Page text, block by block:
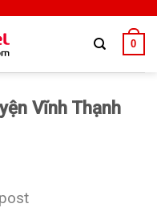
0
Vĩnh Thạnh